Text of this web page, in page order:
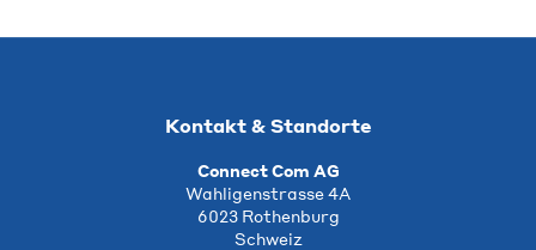
Kontakt & Standorte
Connect Com AG
Wahligenstrasse 4A
6023 Rothenburg
Schweiz